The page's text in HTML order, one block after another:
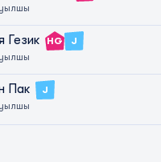
Гезик HG J
Пак J